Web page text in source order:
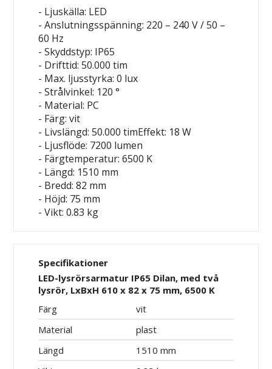
- Ljuskälla: LED
- Anslutningsspänning: 220 – 240 V / 50 –
60 Hz
- Skyddstyp: IP65
- Drifttid: 50.000 tim
- Max. ljusstyrka: 0 lux
- Strålvinkel: 120 °
- Material: PC
- Färg: vit
- Livslängd: 50.000 timEffekt: 18 W
- Ljusflöde: 7200 lumen
- Färgtemperatur: 6500 K
- Längd: 1510 mm
- Bredd: 82 mm
- Höjd: 75 mm
- Vikt: 0.83 kg
Specifikationer
LED-lysrörsarmatur IP65 Dilan, med två
lysrör, LxBxH 610 x 82 x 75 mm, 6500 K
Färg
vit
Material
plast
Längd
1510 mm